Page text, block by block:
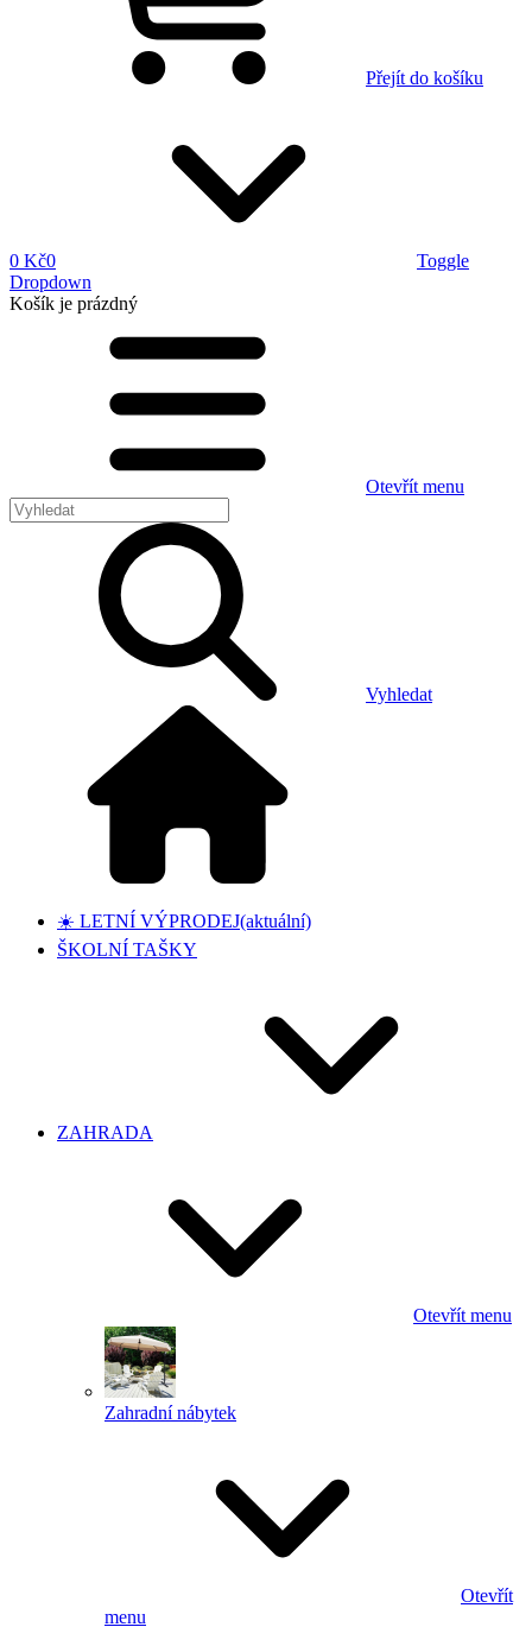
Přejít do košíku
0 Kč0
Toggle
Dropdown
Košík je prázdný
Otevřít menu
Vyhledat
☀️ LETNÍ VÝPRODEJ(aktuální)
ŠKOLNÍ TAŠKY
ZAHRADA
Otevřít menu
Zahradní nábytek
Otevřít
menu